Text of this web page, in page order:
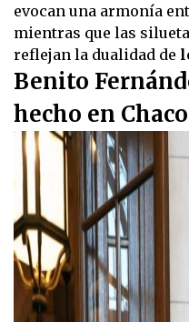
evocan una armonía
mientras que las
reflejan la dualidad de
Benito
hecho en Chaco